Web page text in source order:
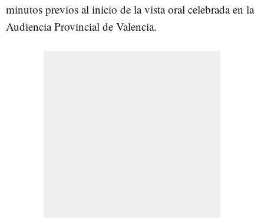
minutos previos al inicio de la vista oral celebrada en la
Audiencia Provincial de Valencia.